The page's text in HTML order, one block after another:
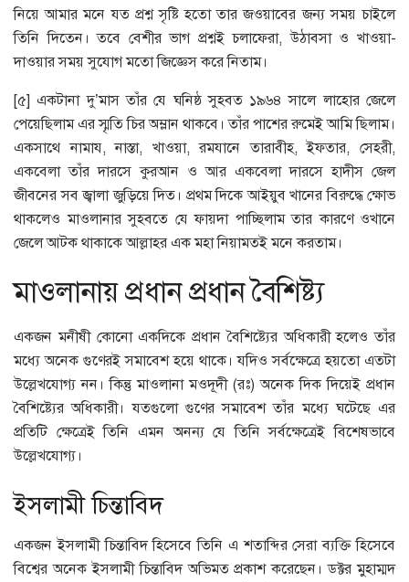
নিয়ে আমার মনে যত প্রশ্ন সৃষ্টি হতো তার জওয়াবের জন্য সময় চাইলে
তিনি দিতেন। তবে বেশীর ভাগ প্রশ্নই চলাফেরা, উঠাবসা ও খাওয়া-
দাওয়ার সময় সুযোগ মতো জিজ্ঞেস করে নিতাম।
[৫] একটানা দু’মাস তাঁর যে ঘনিষ্ঠ সুহবত ১৯৬৪ সালে লাহোর জেলে
পেয়েছিলাম এর স্মৃতি চির অম্লান থাকবে। তাঁর পাশের রুমেই আমি ছিলাম।
একসাথে নামায, নাস্তা, খাওয়া, রমযানে তারাবীহ, ইফতার, সেহরী,
একবেলা তাঁর দারসে কুরআন ও আর একবেলা দারসে হাদীস জেল
জীবনের সব জ্বালা জুড়িয়ে দিত। প্রথম দিকে আইয়ুব খানের বিরুদ্ধে ক্ষোভ
থাকলেও মাওলানার সুহবতে যে ফায়দা পাচ্ছিলাম তার কারণে ওখানে
জেলে আটক থাকাকে আল্লাহর এক মহা নিয়ামতই মনে করতাম।
মাওলানায় প্রধান প্রধান বৈশিষ্ট্য
একজন মনীষী কোনো একদিকে প্রধান বৈশিষ্ট্যের অধিকারী হলেও তাঁর
মধ্যে অনেক গুণেরই সমাবেশ হয়ে থাকে। যদিও সর্বক্ষেত্রে হয়তো এতটা
উল্লেখযোগ্য নন। কিন্তু মাওলানা মওদূদী (রঃ) অনেক দিক দিয়েই প্রধান
বৈশিষ্ট্যের অধিকারী। যতগুলো গুণের সমাবেশ তাঁর মধ্যে ঘটেছে এর
প্রতিটি ক্ষেত্রেই তিনি এমন অনন্য যে তিনি সর্বক্ষেত্রেই বিশেষভাবে
উল্লেখযোগ্য।
ইসলামী চিন্তাবিদ
একজন ইসলামী চিন্তাবিদ হিসেবে তিনি এ শতাব্দির সেরা ব্যক্তি হিসেবে
বিশ্বের অনেক ইসলামী চিন্তাবিদ অভিমত প্রকাশ করেছেন। ডক্টর মুহাম্মদ